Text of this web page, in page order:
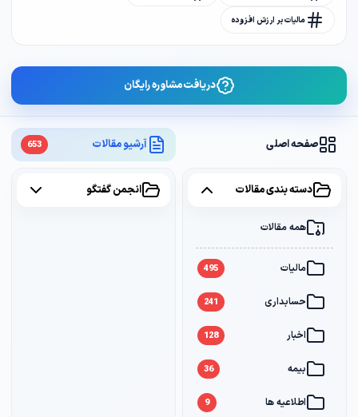
صفحه اصلی آرشیو مقالات 653
دسته بندی مقالات
همه مقالات
مالیات 495
حسابداری 241
اخبار 128
بیمه 36
اطلاعیه ها 9
انجمن گفتگو
مالیات بر ارزش افزوده
دریافت مشاوره رایگان